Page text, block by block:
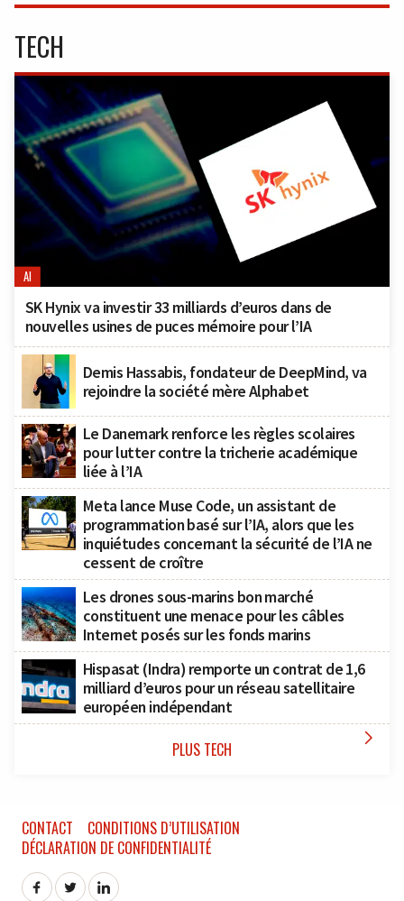
TECH
AI
SK Hynix va investir 33 milliards d’euros dans de
nouvelles usines de puces mémoire pour l’IA
Demis Hassabis, fondateur de DeepMind, va
rejoindre la société mère Alphabet
Le Danemark renforce les règles scolaires
pour lutter contre la tricherie académique
liée à l’IA
Meta lance Muse Code, un assistant de
programmation basé sur l’IA, alors que les
inquiétudes concernant la sécurité de l’IA ne
cessent de croître
Les drones sous-marins bon marché
constituent une menace pour les câbles
Internet posés sur les fonds marins
Hispasat (Indra) remporte un contrat de 1,6
milliard d’euros pour un réseau satellitaire
européen indépendant
PLUS TECH 
CONTACT
CONDITIONS D’UTILISATION
DÉCLARATION DE CONFIDENTIALITÉ